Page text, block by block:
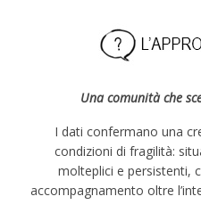
Una comunità che
I dati confermano una
condizioni di fragilità:
molteplici e persistenti,
accompagnamento oltre